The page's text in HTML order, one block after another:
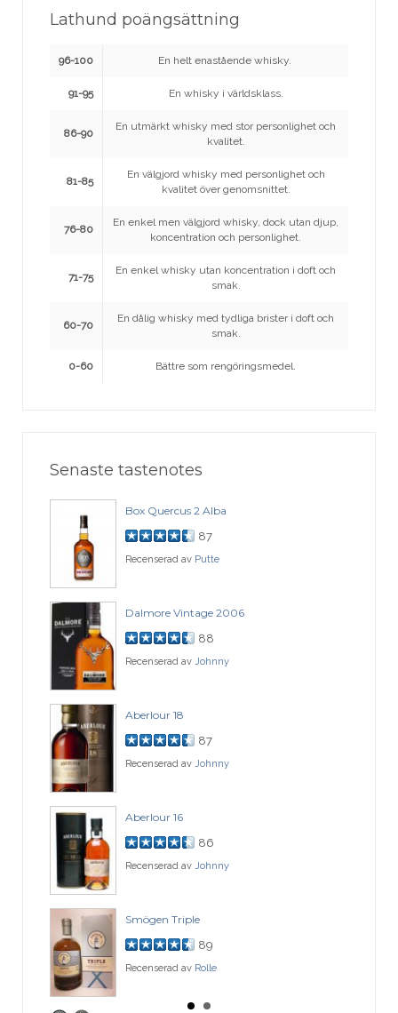
Lathund poängsättning
96-100 En helt enastående whisky.
91-95 En whisky i världsklass.
86-90
En utmärkt whisky med stor personlighet och
kvalitet.
81-85
En välgjord whisky med personlighet och
kvalitet över genomsnittet.
76-80
En enkel men välgjord whisky, dock utan djup,
koncentration och personlighet.
71-75
En enkel whisky utan koncentration i doft och
smak.
60-70
En dålig whisky med tydliga brister i doft och
smak.
0-60 Bättre som rengöringsmedel.
Senaste tastenotes
Box Quercus 2 Alba
87
Recenserad av Putte
Dalmore Vintage 2006
88
Recenserad av Johnny
Aberlour 18
87
Recenserad av Johnny
Aberlour 16
86
Recenserad av Johnny
Smögen Triple
89
Recenserad av Rolle